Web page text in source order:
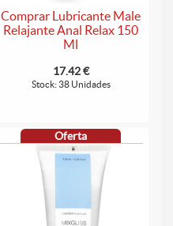
Comprar Lubricante Male
Relajante Anal Relax 150
Ml
17.42 €
Stock: 38 Unidades
Oferta